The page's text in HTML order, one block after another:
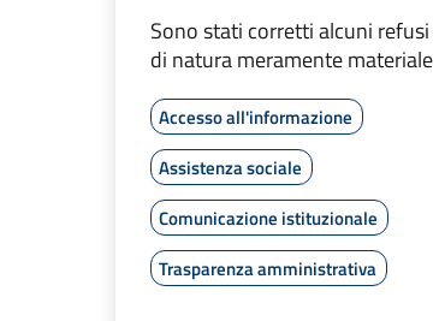
Sono stati corretti alcuni refusi
di natura meramente materiale
Accesso all'informazione
Assistenza sociale
Comunicazione istituzionale
Trasparenza amministrativa